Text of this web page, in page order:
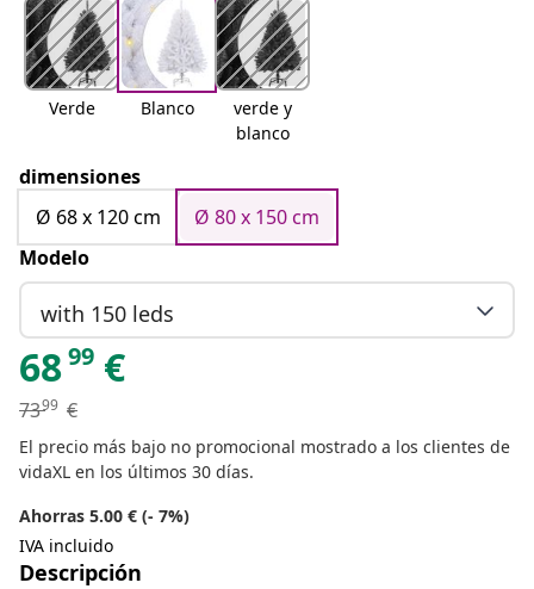
Verde Blanco
verde y
blanco
dimensiones
Ø 68 x 120 cm
Ø 80 x 150 cm
Modelo
with 150 leds
6899 €
7399 €
El precio más bajo no promocional mostrado a los clientes de
vidaXL en los últimos 30 días.
Ahorras 5.00 € (- 7%)
IVA incluido
Descripción